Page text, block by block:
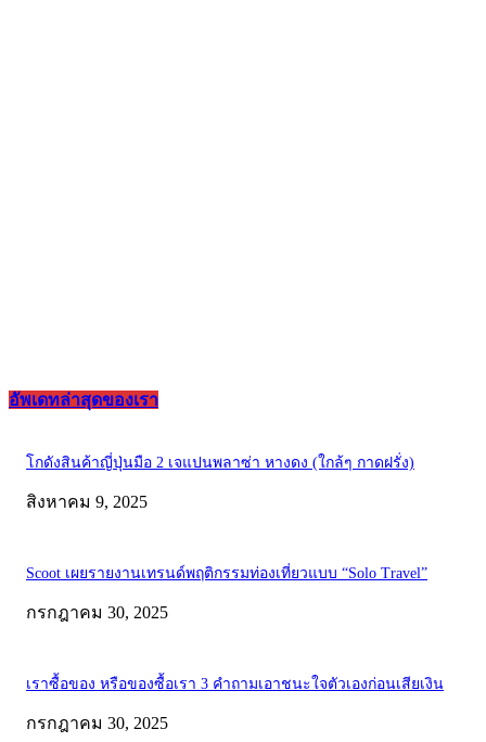
อัพเดทล่าสุดของเรา
โกดังสินค้าญี่ปุ่นมือ 2 เจแปนพลาซ่า หางดง (ใกล้ๆ กาดฝรั่ง)
สิงหาคม 9, 2025
Scoot เผยรายงานเทรนด์พฤติกรรมท่องเที่ยวแบบ “Solo Travel”
กรกฎาคม 30, 2025
เราซื้อของ หรือของซื้อเรา 3 คำถามเอาชนะใจตัวเองก่อนเสียเงิน
กรกฎาคม 30, 2025